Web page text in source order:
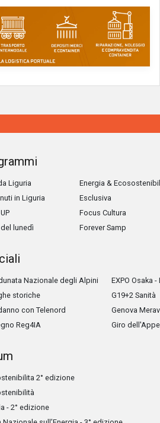
Liguria
in Liguria
lunedì
Energia &
Esclusiva
Focus Cultura
Forever Samp
Nazionale degli Alpini
storiche
con Telenord
Reg4IA
EXPO Osaka
G19+2 Sanità
Genova
Giro
2° edizione
- 2° edizione